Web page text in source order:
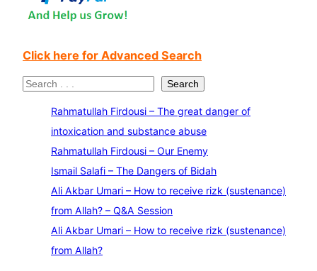
Click here for Advanced Search
S
Search
Rahmatullah Firdousi – The great danger of
intoxication and substance abuse
Rahmatullah Firdousi – Our Enemy
Ismail Salafi – The Dangers of Bidah
Ali Akbar Umari – How to receive rizk (sustenance)
from Allah? – Q&A Session
Ali Akbar Umari – How to receive rizk (sustenance)
from Allah?